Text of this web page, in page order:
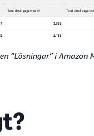
”Lösningar” i Amazon